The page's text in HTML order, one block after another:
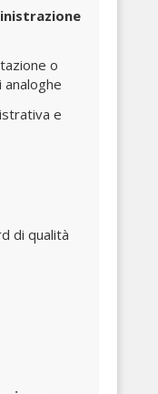
o
analoghe
e
di qualità